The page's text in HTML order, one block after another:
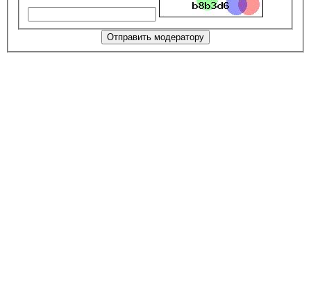
Отправить модератору